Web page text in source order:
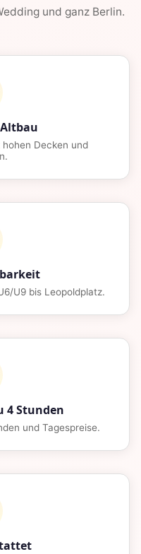
und ganz Berlin.
Decken und
U9 bis Leopoldplatz.
4 Stunden
und Tagespreise.